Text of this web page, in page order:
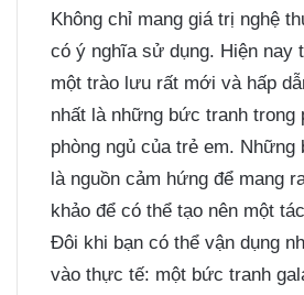
Không chỉ mang giá trị nghệ
có ý nghĩa sử dụng. Hiện nay
một trào lưu rất mới và hấp
nhất là những bức tranh trong
phòng ngủ của trẻ em. Những
là nguồn cảm hứng để mang
khảo để có thể tạo nên một
Đôi khi bạn có thể vận dụng
vào thực tế: một bức tranh